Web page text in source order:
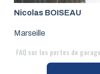
Nicolas BOISEAU
Marseille
FAQ sur les portes de